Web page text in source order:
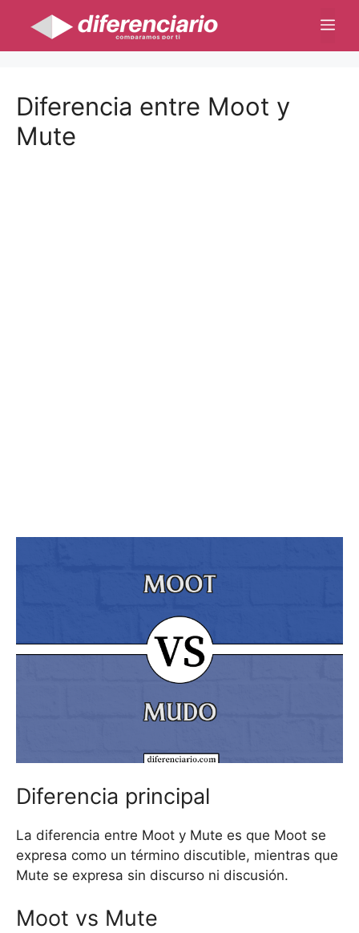
contenido
Diferencia entre Moot y
Mute
Diferencia principal
La diferencia entre Moot y Mute es que Moot se
expresa como un término discutible, mientras que
Mute se expresa sin discurso ni discusión.
Moot vs Mute